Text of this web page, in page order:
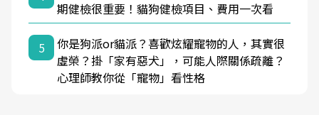
期健檢很重要！貓狗健檢項目、費用一次看
5
你是狗派or貓派？喜歡炫耀寵物的人，其實很
虛榮？掛「家有惡犬」，可能人際關係疏離？
心理師教你從「寵物」看性格